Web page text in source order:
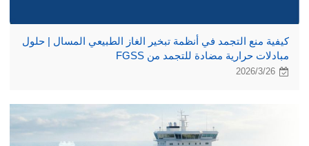
كيفية منع التجمد في أنظمة تبخير الغاز الطبيعي المسال | حلول
مبادلات حرارية مضادة للتجمد من FGSS
2026/3/26